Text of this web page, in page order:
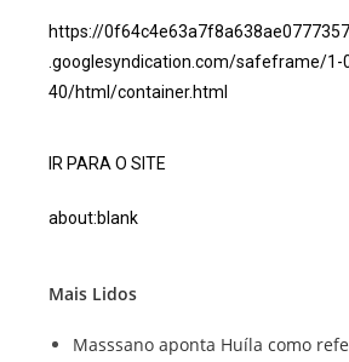
https://
.googlesyndication.com/safeframe/1-
40/html/container.html
IR PARA O SITE
about:blank
Mais Lidos
Masssano aponta Huíla como